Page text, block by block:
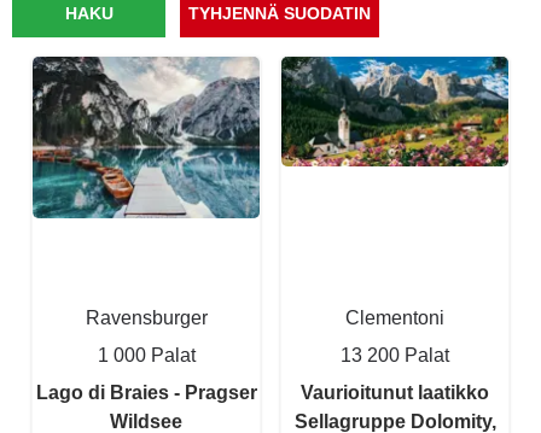
Ravensburger
1 000 Palat
Lago di Braies - Pragser
Wildsee
Clementoni
13 200 Palat
Vaurioitunut laatikko
Sellagruppe Dolomity,